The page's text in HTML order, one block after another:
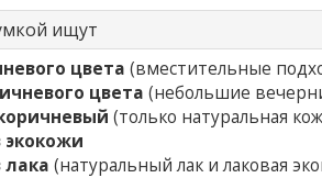
ищут
цвета (вместительные
цвета (небольшие
(только натуральная
экокожи
лака (натуральный лак и лаковая